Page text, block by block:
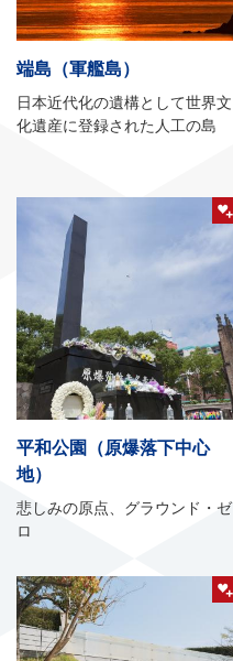
端島（軍艦島）
日本近代化の遺構として世界文
化遺産に登録された人工の島
平和公園（原爆落下中心
地）
悲しみの原点、グラウンド・ゼ
ロ